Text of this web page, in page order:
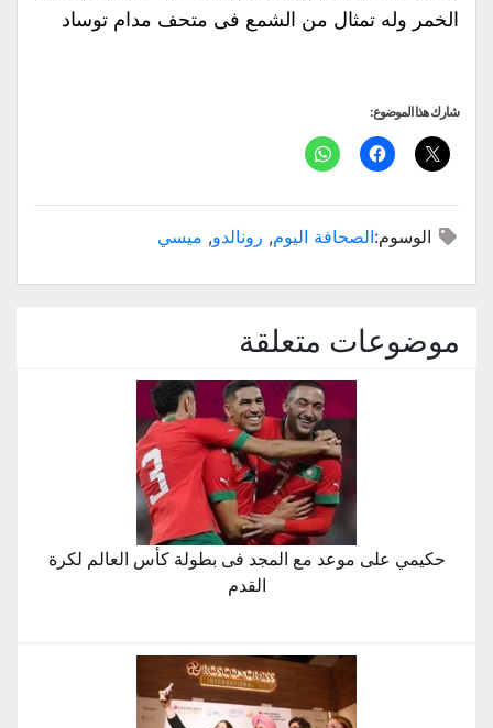
الخمر وله تمثال من الشمع فى متحف مدام توساد
شارك هذا الموضوع:
الوسوم:الصحافة اليوم, رونالدو, ميسي
موضوعات متعلقة
حكيمي على موعد مع المجد فى بطولة كأس العالم لكرة
القدم